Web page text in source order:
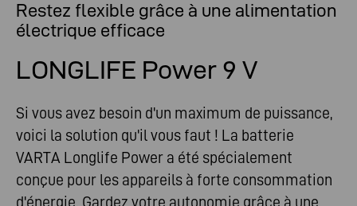
Restez flexible grâce à une alimentation
électrique efficace
LONGLIFE Power 9 V
Si vous avez besoin d'un maximum de puissance,
voici la solution qu'il vous faut ! La batterie
VARTA Longlife Power a été spécialement
conçue pour les appareils à forte consommation
d'énergie. Gardez votre autonomie grâce à une